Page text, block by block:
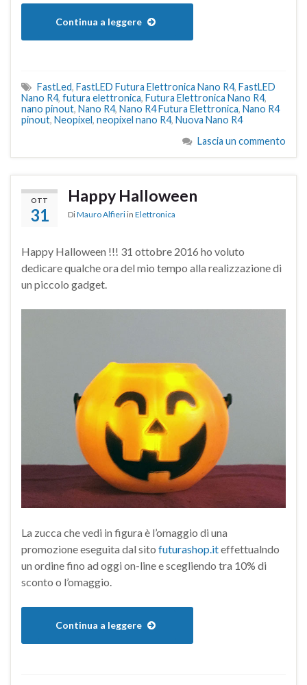
Continua a leggere
FastLed, FastLED Futura Elettronica Nano R4, FastLED
Nano R4, futura elettronica, Futura Elettronica Nano R4,
nano pinout, Nano R4, Nano R4 Futura Elettronica, Nano R4
pinout, Neopixel, neopixel nano R4, Nuova Nano R4
Lascia un commento
OTT
31
Happy Halloween
DiMauro Alfieri in Elettronica
Happy Halloween !!! 31 ottobre 2016 ho voluto
dedicare qualche ora del mio tempo alla realizzazione di
un piccolo gadget.
La zucca che vedi in figura è l’omaggio di una
promozione eseguita dal sito futurashop.iteffettualndo
un ordine fino ad oggi on-line e scegliendo tra 10% di
sconto o l’omaggio.
Continua a leggere